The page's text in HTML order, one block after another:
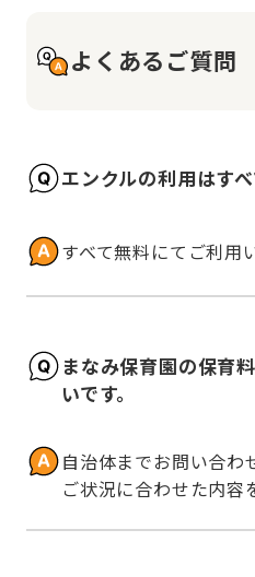
よくあるご質問
エンクルの利用はす
すべて無料にてご利用
まなみ保育園の保育
いです。
自治体までお問い合わ
ご状況に合わせた内容